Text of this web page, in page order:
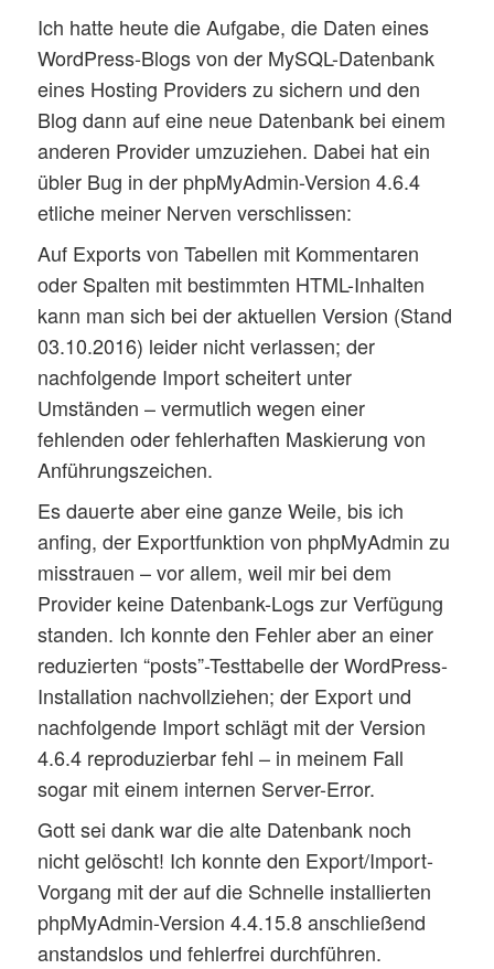
Ich hatte heute die Aufgabe, die Daten eines
WordPress-Blogs von der MySQL-Datenbank
eines Hosting Providers zu sichern und den
Blog dann auf eine neue Datenbank bei einem
anderen Provider umzuziehen. Dabei hat ein
übler Bug in der phpMyAdmin-Version 4.6.4
etliche meiner Nerven verschlissen:
Auf Exports von Tabellen mit Kommentaren
oder Spalten mit bestimmten HTML-Inhalten
kann man sich bei der aktuellen Version (Stand
03.10.2016) leider nicht verlassen; der
nachfolgende Import scheitert unter
Umständen – vermutlich wegen einer
fehlenden oder fehlerhaften Maskierung von
Anführungszeichen.
Es dauerte aber eine ganze Weile, bis ich
anfing, der Exportfunktion von phpMyAdmin zu
misstrauen – vor allem, weil mir bei dem
Provider keine Datenbank-Logs zur Verfügung
standen. Ich konnte den Fehler aber an einer
reduzierten “posts”-Testtabelle der WordPress-
Installation nachvollziehen; der Export und
nachfolgende Import schlägt mit der Version
4.6.4 reproduzierbar fehl – in meinem Fall
sogar mit einem internen Server-Error.
Gott sei dank war die alte Datenbank noch
nicht gelöscht! Ich konnte den Export/Import-
Vorgang mit der auf die Schnelle installierten
phpMyAdmin-Version 4.4.15.8 anschließend
anstandslos und fehlerfrei durchführen.